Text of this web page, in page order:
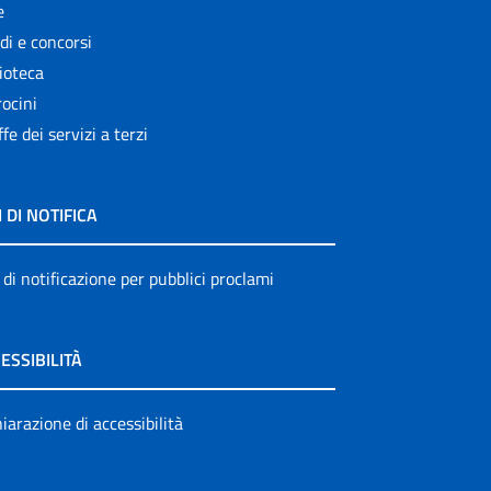
e concorsi
dei servizi a terzi
DI NOTIFICA
notificazione per pubblici proclami
di accessibilità